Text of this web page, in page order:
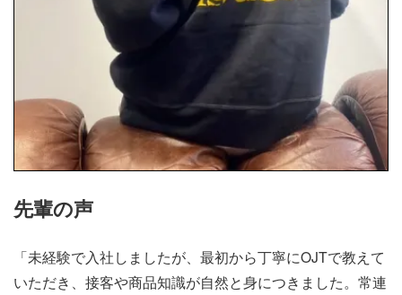
先輩の声
「未経験で入社しましたが、最初から丁寧にOJTで教えて
いただき、接客や商品知識が自然と身につきました。常連